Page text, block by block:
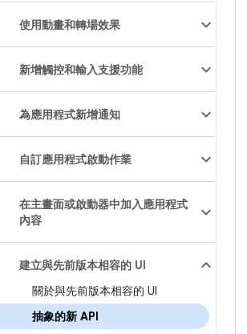
使用動畫和轉場效果
新增觸控和輸入支援功能
為應用程式新增通知
自訂應用程式啟動作業
在主畫面或啟動器中加入應用程式
內容
建立與先前版本相容的 UI
關於與先前版本相容的 UI
抽象的新 API